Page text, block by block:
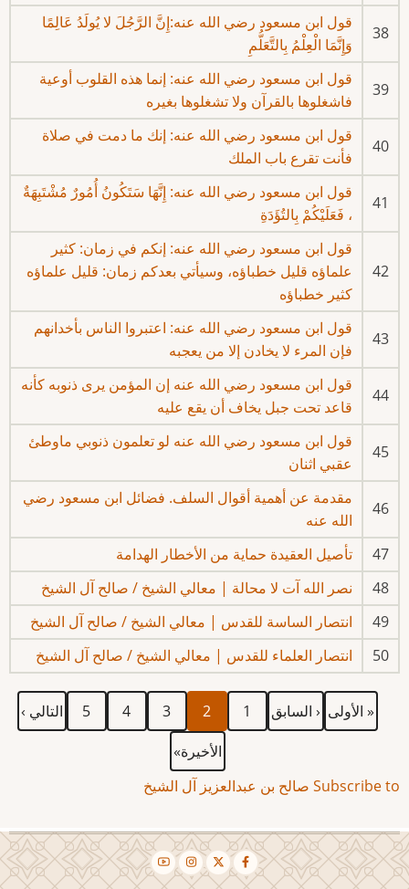
38
قول ابن مسعود رضي الله عنه:إِنَّ الرَّجُلَ لا يُولَدُ عَالِمًا
وَإِنَّمَا الْعِلْمُ بِالتَّعَلُّمِ
39
قول ابن مسعود رضي الله عنه: إنما هذه القلوب أوعية
فاشغلوها بالقرآن ولا تشغلوها بغيره
40
قول ابن مسعود رضي الله عنه: إنك ما دمت في صلاة
فأنت تقرع باب الملك
41
قول ابن مسعود رضي الله عنه: إِنَّهَا سَتَكُونُ أُمُورٌ مُشْتَبِهَةٌ
، فَعَلَيْكُمْ بِالتُؤَدَةِ
42
قول ابن مسعود رضي الله عنه: إنكم في زمان: كثير
علماؤه قليل خطباؤه، وسيأتي بعدكم زمان: قليل علماؤه
كثير خطباؤه
43
قول ابن مسعود رضي الله عنه: اعتبروا الناس بأخدانهم
فإن المرء لا يخادن إلا من يعجبه
44
قول ابن مسعود رضي الله عنه إن المؤمن يرى ذنوبه كأنه
قاعد تحت جبل يخاف أن يقع عليه
45
قول ابن مسعود رضي الله عنه لو تعلمون ذنوبي ماوطئ
عقبي اثنان
46
مقدمة عن أهمية أقوال السلف. فضائل ابن مسعود رضي
الله عنه
47
تأصيل العقيدة حماية من الأخطار الهدامة
48
نصر الله آت لا محالة | معالي الشيخ / صالح آل الشيخ
49
انتصار الساسة للقدس | معالي الشيخ / صالح آل الشيخ
50
انتصار العلماء للقدس | معالي الشيخ / صالح آل الشيخ
Pagination
First
page
« الأولى
Previous
page
‹ السابق الصفحة
1
Current
page
2 الصفحة
3 الصفحة
4 الصفحة
5
Next
page
التالي ›
Last
page
الأخيرة»
Subscribe to صالح بن عبدالعزيز آل الشيخ